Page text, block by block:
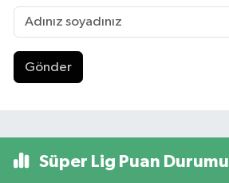
Gönder
Süper Lig Puan Durumu